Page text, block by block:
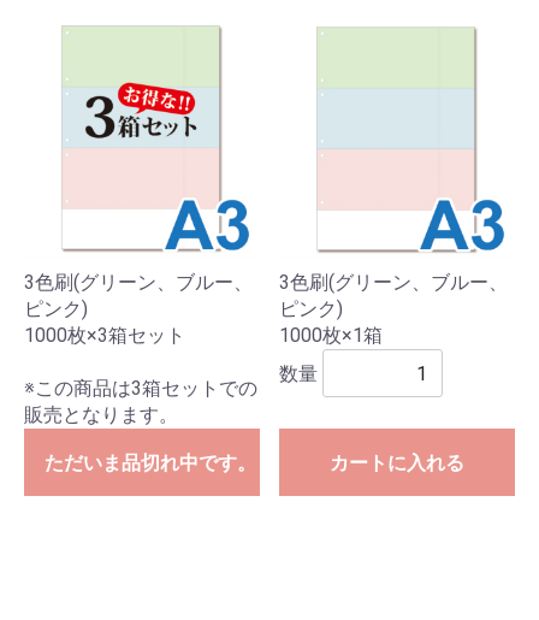
3色刷(グリーン、ブルー、
ピンク)
1000枚×3箱セット
※この商品は3箱セットでの
販売となります。
ただいま品切れ中です。
3色刷(グリーン、ブルー、
ピンク)
1000枚×1箱
数量
カートに入れる